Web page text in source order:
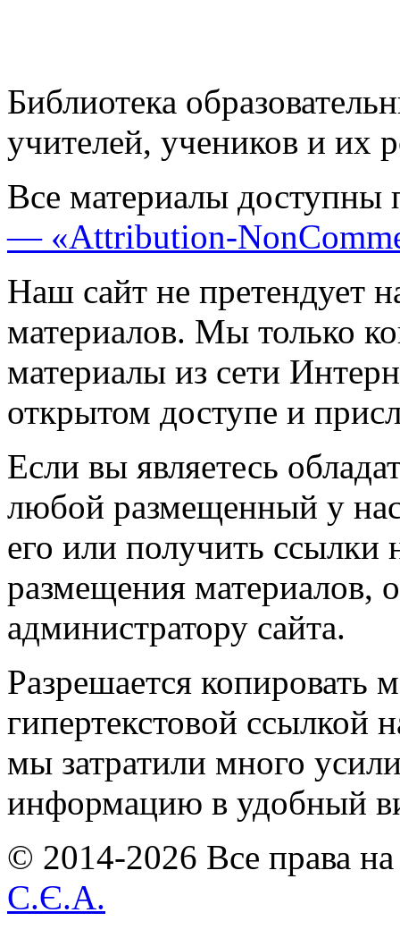
Библиотека
учителей, учеников и их
Все материалы доступны
— «Attribution-
Наш сайт не претендует
материалов. Мы только
материалы из сети
открытом доступе и
Если вы являетесь
любой размещенный у
его или получить ссылки
размещения материалов,
администратору сайта.
Разрешается копировать
гипертекстовой ссылкой
мы затратили много
информацию в удобный
© 2014-2026 Все права
С.Є.А.